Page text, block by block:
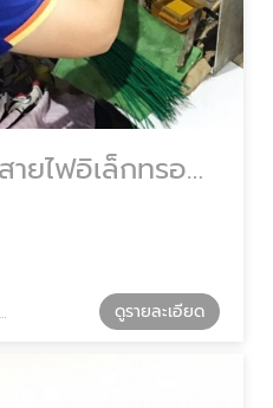
โรงงานผลิต ชุดสายไฟอิเล็กทรอนิกส์
ดูรายละเอียด